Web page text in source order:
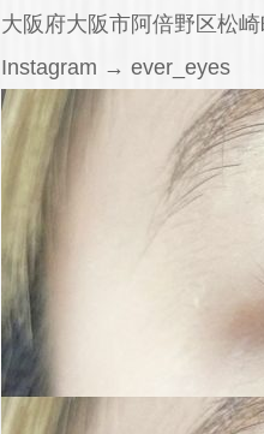
大阪府大阪市阿倍野区松
Instagram → ever_eyes